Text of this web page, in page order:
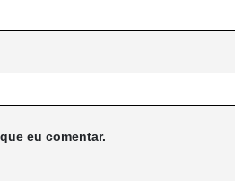
eu comentar.